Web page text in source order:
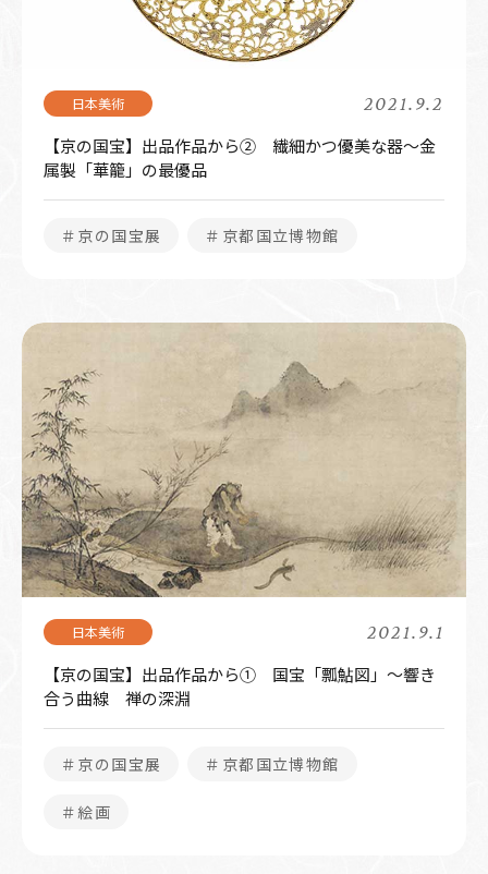
2021.9.2
【京の国宝】出品作品から② 繊細かつ優美な器～金
属製「華籠」の最優品
＃京の国宝展 ＃京都国立博物館
2021.9.1
【京の国宝】出品作品から① 国宝「瓢鮎図」～響き
合う曲線 禅の深淵
＃京の国宝展 ＃京都国立博物館
＃絵画